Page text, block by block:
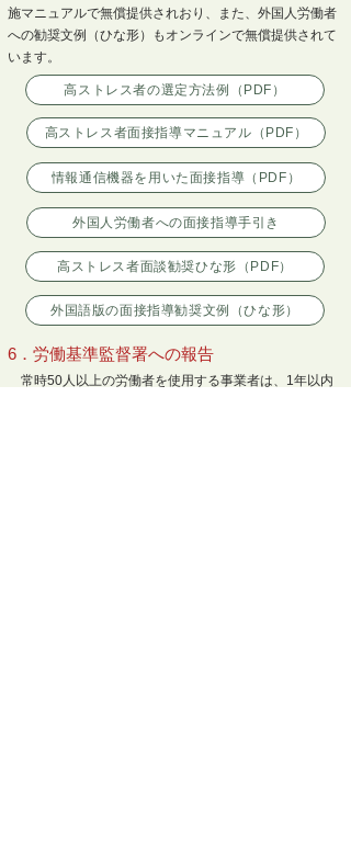
施マニュアルで無償提供されおり、また、外国人労働者
への勧奨文例（ひな形）もオンラインで無償提供されて
います。
高ストレス者の選定方法例（PDF）
高ストレス者面接指導マニュアル（PDF）
情報通信機器を用いた面接指導（PDF）
外国人労働者への面接指導手引き
高ストレス者面談勧奨ひな形（PDF）
外国語版の面接指導勧奨文例（ひな形）
6．労働基準監督署への報告
常時50人以上の労働者を使用する事業者は、1年以内